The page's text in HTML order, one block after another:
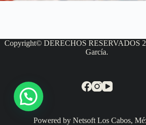
Copyright© DERECHOS RESERVADOS
García.
Powered by Netsoft Los Cabos,